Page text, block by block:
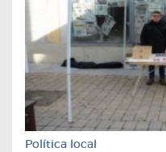
Política local